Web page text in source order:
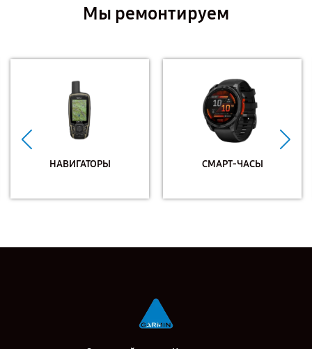
Мы ремонтируем
НАВИГАТОРЫ СМАРТ-ЧАСЫ